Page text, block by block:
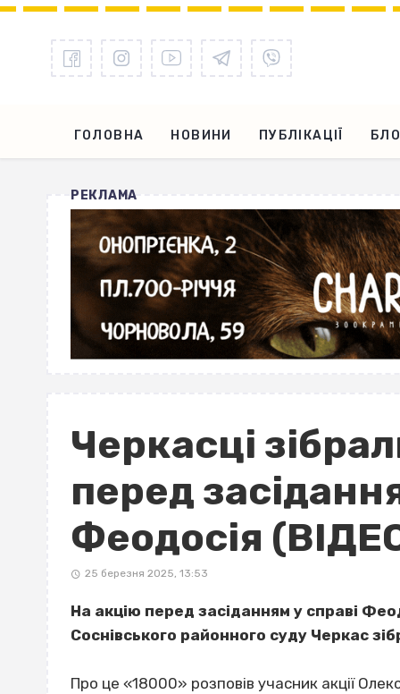
ГОЛОВНА НОВИНИ ПУБЛІКАЦІЇ
РЕКЛАМА
Черкасці
перед
Феодосія
25 березня 2025, 13:53
На акцію перед засіданням у справі
Соснівського районного суду Черкас
Про це «18000» розповів учасник акції